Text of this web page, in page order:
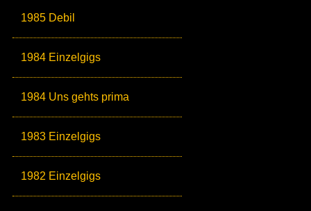
1985 Debil
1984 Einzelgigs
1984 Uns gehts prima
1983 Einzelgigs
1982 Einzelgigs